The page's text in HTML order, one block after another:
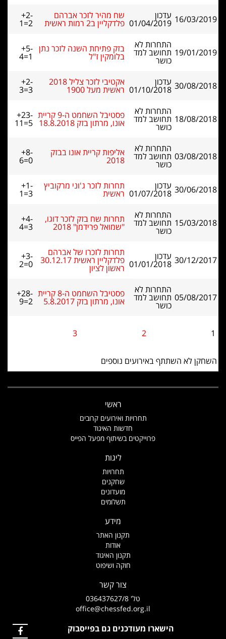
16/03/2019 עדכון
01/04/2019
שח מהיר לזכר אברהם
פלדקליין ב2 רמות ראשית
+2-
1=2
19/01/2019
התחרות לא
תחושב למד
כושר
בזק פתיחת השנה לזכר נתן
בלומקין ז"ל
+5-
4=1
30/08/2018 עדכון
01/10/2018
אקטיבי לזכר צליל 2018
ראשית מעל 1900
+2-
3=3
18/08/2018
התחרות לא
תחושב למד
כושר
פסטיבל השחמט ה-9 קריית
אונו, מרתון בזק 18.8.2018
+23-
11=5
03/08/2018
התחרות לא
תחושב למד
כושר
אליפות קריית אונו בבזק
2018
+8-
6=0
30/06/2018 עדכון
01/07/2018
תחרות לזכר ג'וני מרקוביץ
ראשית
+1-
1=3
15/03/2018
התחרות לא
תחושב למד
כושר
תחרות שח בזק לזכר דוגו,
"שמואל פרידמן" 2018
+4-
4=3
30/12/2017 עדכון
01/01/2018
תחרות לזכרו של אברהם
פלדקליין ראשית 30.12.17
ראשון לציון
+3-
2=0
05/08/2017
התחרות לא
תחושב למד
כושר
פסטיבל השחמט ה-8 קריית
אונו, מרתון בזק 5.8.2017
+28-
9=2
1
2
3
השחקן לא השתתף באירועים נוספים
ראשי
תחרויות ואירועים קרובים
חדשות האיגוד
פרוייקטים בשיתוף מפעל הפייס
ליגות
תחרויות
שחקנים
מועדונים
תשלומים
מידע
תקנון האתר
אודות
תקנון האיגוד
חוקה ושיפוט
צור קשר
טל' 036437627/8
office@chessfed.org.il
הישארו מעודכנים גם בפייסבוק